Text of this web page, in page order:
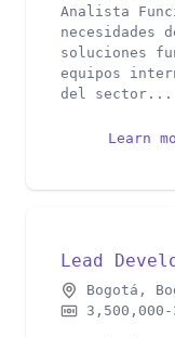
Analista
soluciones
equipos
del sector...
Learn
Lead
Bogotá,
3,500,000-